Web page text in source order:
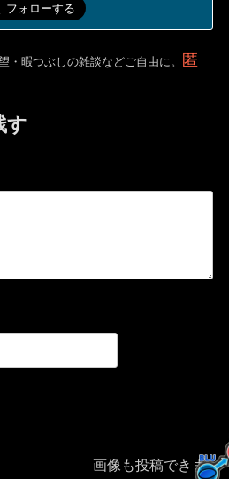
・暇つぶしの雑談などご自由に。
匿
す
画像も投稿できま